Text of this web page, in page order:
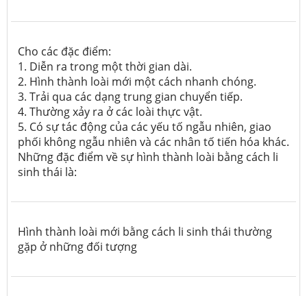
Cho các đặc điểm:
1. Diễn ra trong một thời gian dài.
2. Hình thành loài mới một cách nhanh chóng.
3. Trải qua các dạng trung gian chuyển tiếp.
4. Thường xảy ra ở các loài thực vật.
5. Có sự tác động của các yếu tố ngẫu nhiên, giao
phối không ngẫu nhiên và các nhân tố tiến hóa khác.
Những đặc điểm về sự hình thành loài bằng cách li
sinh thái là:
Hình thành loài mới bằng cách li sinh thái thường
gặp ở những đối tượng